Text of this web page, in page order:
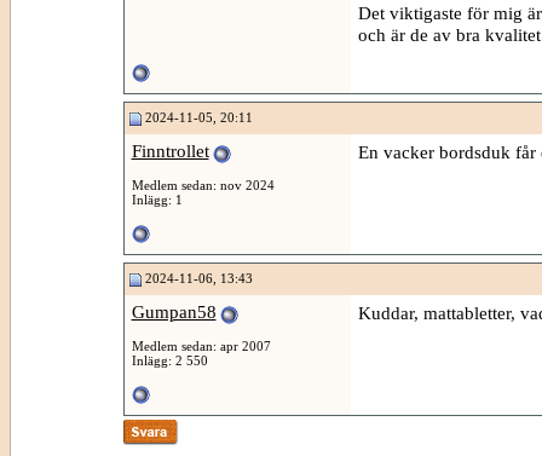
Det viktigaste för mig
och är de av bra
2024-11-05, 20:11
Finntrollet
Medlem sedan: nov 2024
Inlägg: 1
En vacker bordsduk
2024-11-06, 13:43
Gumpan58
Medlem sedan: apr 2007
Inlägg: 2 550
Kuddar, mattabletter,